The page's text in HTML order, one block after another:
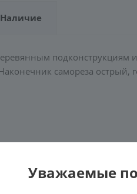
Наличие
самореза
Уважаемые